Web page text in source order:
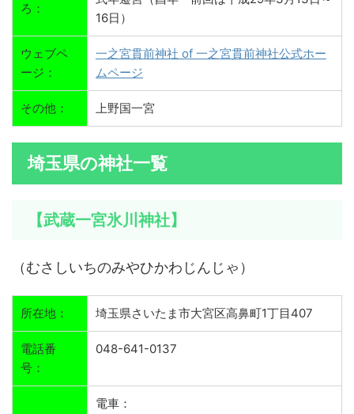
ろ：
16日）
ウェブペ
ージ：
一之宮貫前神社 of 一之宮貫前神社公式ホー
ムページ
その他： 上野国一宮
埼玉県の神社一覧
【武蔵一宮氷川神社】
（むさしいちのみやひかわじんじゃ）
所在地： 埼玉県さいたま市大宮区高鼻町1丁目407
電話番
号：
048-641-0137
電車：